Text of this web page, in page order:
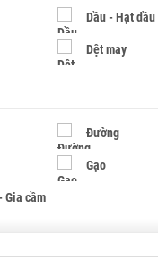
Dầu - Hạt dầu
Dệt may
Đường
Gạo
Gia cầm